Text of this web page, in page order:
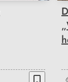
bookmark_border